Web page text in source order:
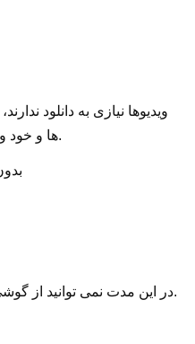
ویدیوها نیازی به دانلود
ها و خود ویدیوها در حال افزایش است.
در این مدت نمی توانید از گوشی هوشمند خود استفاده کنید.